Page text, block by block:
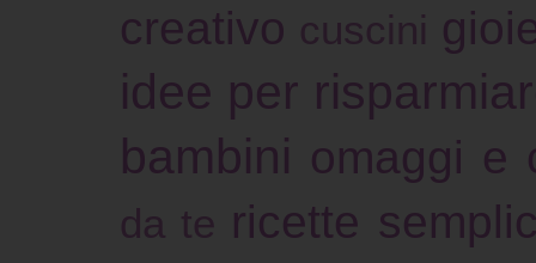
creativo cuscini
idee per
bambini omaggi e
da te ricette